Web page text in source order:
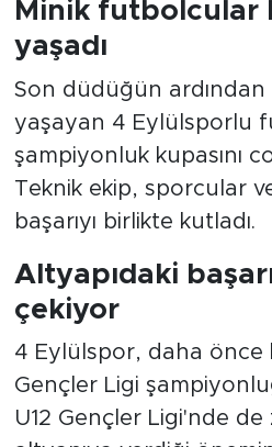
Minik futbolcular
yaşadı
Son düdüğün
yaşayan 4 Eylülsporlu
şampiyonluk kupasını
Teknik ekip, sporcular
başarıyı birlikte kutladı.
Altyapıdaki
çekiyor
4 Eylülspor, daha önce
Gençler Ligi
U12 Gençler Ligi'nde de